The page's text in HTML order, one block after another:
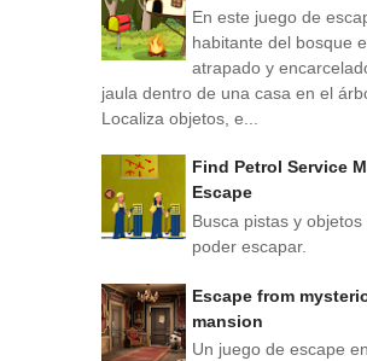
En este juego de
habitante del bosque
atrapado y
jaula dentro de una casa en el
Localiza objetos, e...
Find Petrol Service
Escape
Busca pistas y objetos
poder escapar.
Escape from
mansion
Un juego de escape